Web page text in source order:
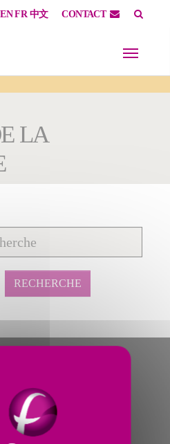
EN FR 中文 CONTACT
LA
RECHERCHE